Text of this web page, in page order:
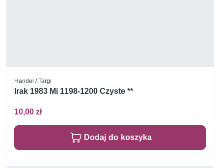
Handel / Targi
Irak 1983 Mi 1198-1200 Czyste **
10,00 zł
Dodaj do koszyka